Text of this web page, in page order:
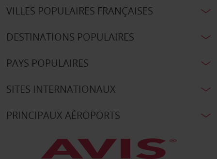
VILLES POPULAIRES FRANÇAISES
DESTINATIONS POPULAIRES
PAYS POPULAIRES
SITES INTERNATIONAUX
PRINCIPAUX AÉROPORTS